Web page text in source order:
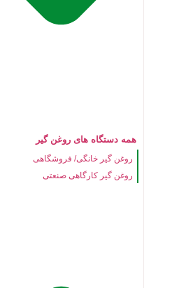
همه دستگاه های روغن گیر
روغن گیر خانگی/ فروشگاهی
روغن گیر کارگاهی صنعتی